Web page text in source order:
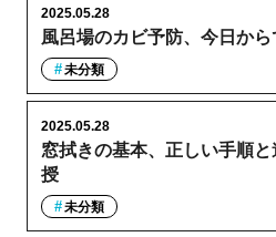
風呂場のカビ予防、今日か
2025.05.28
未分類
窓拭きの基本、正しい手順
授
2025.05.28
未分類